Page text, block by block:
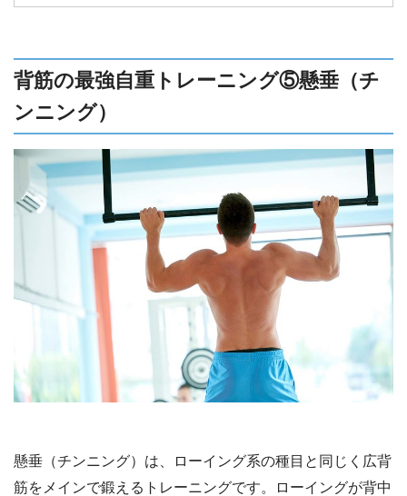
背筋の最強自重トレーニング⑤懸垂（チ
ンニング）
懸垂（チンニング）は、ローイング系の種目と同じく広背
筋をメインで鍛えるトレーニングです。ローイングが背中